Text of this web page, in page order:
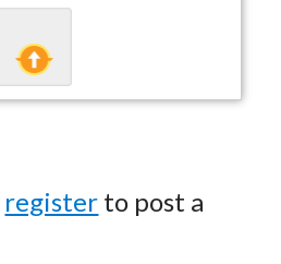
register to post a